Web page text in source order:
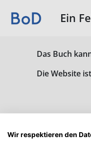
Ein
Das Buch
Die Website
Wir respektieren den